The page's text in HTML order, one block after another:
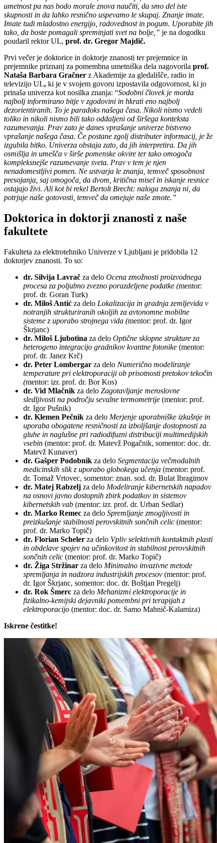
umetnost pa nas bodo morale znova naučiti, da smo del iste
skupnosti in da lahko resnično uspevamo le skupaj. Znanje imate.
Imate tudi mladostno energijo, radovednost in pogum. Uporabite jih
tako, da boste pomagali spreminjati svet na bolje,” je na dogodku
poudaril rektor UL, prof. dr. Gregor Majdič.
Prvi večer je doktorice in doktorje znanosti ter prejemnice in
prejemnike priznanj za pomembna umetniška dela nagovorila prof.
Nataša Barbara Gračner z Akademije za gledališče, radio in
televizijo UL, ki je v svojem govoru izpostavila odgovornost, ki jo
prinaša univerza kot nosilka znanja: “Sodobni človek je morda
najbolj informirano bitje v zgodovini in hkrati eno najbolj
dezorientiranih. To je paradoks našega časa. Nikoli nismo vedeli
toliko in nikoli nismo bili tako oddaljeni od širšega konteksta
razumevanja. Prav zato je danes vprašanje univerze bistveno
vprašanje našega časa. Če postane zgolj distributer informacij, je že
izgubila bitko. Univerza obstaja zato, da jih interpretira. Da jih
osmišlja in umešča v širše pomenske okvire ter tako omogoča
kompleksnejše razumevanje sveta. Prav v tem je njen
nenadomestljivi pomen. Ne ustvarja le znanja, temveč sposobnost
presojanja, saj omogoča, da dvom, kritična misel in iskanje resnice
ostajajo živi. Ali kot bi rekel Bertolt Brecht: naloga znanja ni, da
potrjuje naše gotovosti, temveč da omejuje naše zmote.”
Doktorica in doktorji znanosti z naše
fakultete
Fakulteta za elektrotehniko Univerze v Ljubljani je pridobila 12
doktorjev znanosti. To so:
dr. Silvija Lavrač za delo Ocena zmožnosti proizvodnega
procesa za poljubno zvezno porazdeljene podatke (mentor:
prof. dr. Goran Turk)
dr. Miloš Antić za delo Lokalizacija in gradnja zemljevida v
notranjih strukturiranih okoljih za avtonomne mobilne
sisteme z uporabo strojnega vida (mentor: prof. dr. Igor
Škrjanc)
dr. Miloš Ljubotina za delo Optične sklopne strukture za
heterogeno integracijo gradnikov kvantne fotonike (mentor:
prof. dr. Janez Krč)
dr. Peter Lombergar za delo Numerično modeliranje
temperature pri elektroporaciji ob prisotnosti pretokov tekočin
(mentor: izr. prof. dr. Bor Kos)
dr. Vid Mlačnik za delo Zagotavljanje meroslovne
sledljivosti na področju sevalne termometrije (mentor: prof.
dr. Igor Pušnik)
dr. Klemen Pečnik za delo Merjenje uporabniške izkušnje in
uporaba obogatene resničnosti za izboljšanje dostopnosti za
gluhe in naglušne pri radiodifuzni distribuciji multimedijskih
vsebin (mentor: prof. dr. Matevž Pogačnik, somentor: doc. dr.
Matevž Kunaver)
dr. Gašper Podobnik za delo Segmentacija večmodalnih
medicinskih slik z uporabo globokega učenja (mentor: prof.
dr. Tomaž Vrtovec, somentor: znan. sod. dr. Bulat Ibragimov
dr. Matej Rabzelj za delo Modeliranje kibernetskih napadov
na osnovi javno dostopnih zbirk podatkov in sistemov
kibernetskih vab (mentor: izr. prof. dr. Urban Sedlar)
dr. Marko Remec za delo Spremljanje zmogljivosti in
preizkušanje stabilnosti perovskitnih sončnih celic (mentor:
prof. dr. Marko Topič)
dr. Florian Scheler za delo Vpliv selektivnih kontaktnih plasti
in obdelave spojev na učinkovitost in stabilnost perovskitnih
sončnih celic (mentor: prof. dr. Marko Topič)
dr. Žiga Stržinar za delo Minimalno invazivne metode
spremljanja in nadzora industrijskih procesov (mentor: prof.
dr. Igor Škrjanc, somentor: doc. dr. Boštjan Pregelj)
dr. Rok Šmerc za delo Mehanizmi elektroporacije in
fizikalno-kemijski dejavniki pomembni pri terapijah z
elektroporacijo (mentor: doc. dr. Samo Mahnič-Kalamiza)
Iskrene čestitke!